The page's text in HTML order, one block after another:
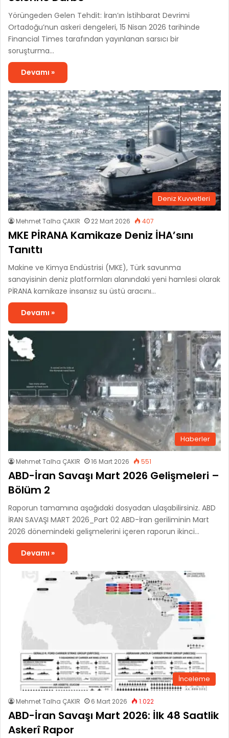
Yörüngeden Gelen Tehdit: İran’ın İstihbarat Devrimi
Ortadoğu’nun askeri dengeleri, 15 Nisan 2026 tarihinde
Financial Times tarafından yayınlanan sarsıcı bir
soruşturma…
Devamı »
Deniz Kuvvetleri
Mehmet Talha ÇAKIR 22 Mart 2026 407
MKE PİRANA Kamikaze Deniz İHA’sını
Tanıttı
Makine ve Kimya Endüstrisi (MKE), Türk savunma
sanayisinin deniz platformları alanındaki yeni hamlesi olarak
PİRANA kamikaze insansız su üstü aracını…
Devamı »
Haberler
Mehmet Talha ÇAKIR 16 Mart 2026 551
ABD-İran Savaşı Mart 2026 Gelişmeleri –
Bölüm 2
Raporun tamamına aşağıdaki dosyadan ulaşabilirsiniz. ABD
İRAN SAVAŞI MART 2026_Part 02 ABD-İran geriliminin Mart
2026 dönemindeki gelişmelerini içeren raporun ikinci…
Devamı »
İnceleme
Mehmet Talha ÇAKIR 6 Mart 2026 1.022
ABD-İran Savaşı Mart 2026: İlk 48 Saatlik
Askerî Rapor